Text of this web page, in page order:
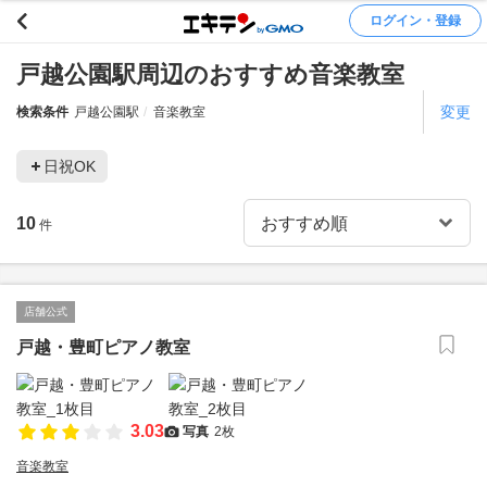
ログイン・登録
戸越公園駅周辺のおすすめ音楽教室
検索条件 戸越公園駅 音楽教室 変更
日祝OK
10 件
店舗公式
戸越・豊町ピアノ教室
3.03 写真 2枚
音楽教室